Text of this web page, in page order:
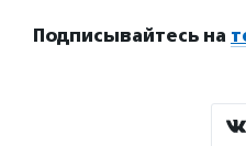
Подписывайтесь на